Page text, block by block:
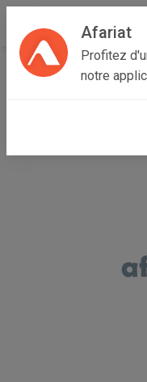
Afariat
Profitez
notre
Accueil Annonceur